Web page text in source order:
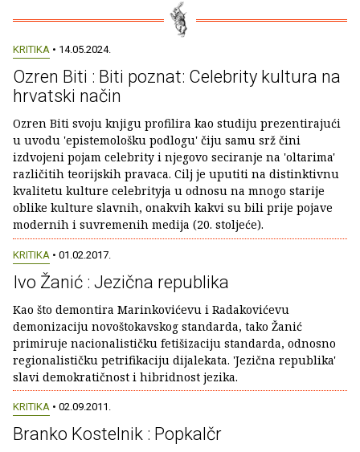
KRITIKA • 14.05.2024.
Ozren Biti : Biti poznat: Celebrity kultura na
hrvatski način
Ozren Biti svoju knjigu profilira kao studiju prezentirajući
u uvodu 'epistemološku podlogu' čiju samu srž čini
izdvojeni pojam celebrity i njegovo seciranje na 'oltarima'
različitih teorijskih pravaca. Cilj je uputiti na distinktivnu
kvalitetu kulture celebrityja u odnosu na mnogo starije
oblike kulture slavnih, onakvih kakvi su bili prije pojave
modernih i suvremenih medija (20. stoljeće).
KRITIKA • 01.02.2017.
Ivo Žanić : Jezična republika
Kao što demontira Marinkovićevu i Radakovićevu
demonizaciju novoštokavskog standarda, tako Žanić
primiruje nacionalističku fetišizaciju standarda, odnosno
regionalističku petrifikaciju dijalekata. 'Jezična republika'
slavi demokratičnost i hibridnost jezika.
KRITIKA • 02.09.2011.
Branko Kostelnik : Popkalčr